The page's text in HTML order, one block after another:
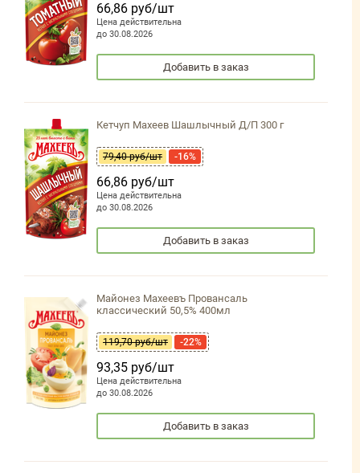
66,86 руб/шт
Цена действительна
до 30.08.2026
Добавить в заказ
Кетчуп Махеев Шашлычный Д/П 300 г
79,40 руб/шт -16%
66,86 руб/шт
Цена действительна
до 30.08.2026
Добавить в заказ
Майонез Махеевъ Провансаль
классический 50,5% 400мл
119,70 руб/шт -22%
93,35 руб/шт
Цена действительна
до 30.08.2026
Добавить в заказ